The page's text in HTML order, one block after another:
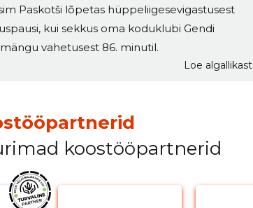
Paskotši lõpetas hüppeliigesevigastusest
kui sekkus oma koduklubi Gendi
vahetusest 86. minutil.
Loe algallikast
koostööpartnerid